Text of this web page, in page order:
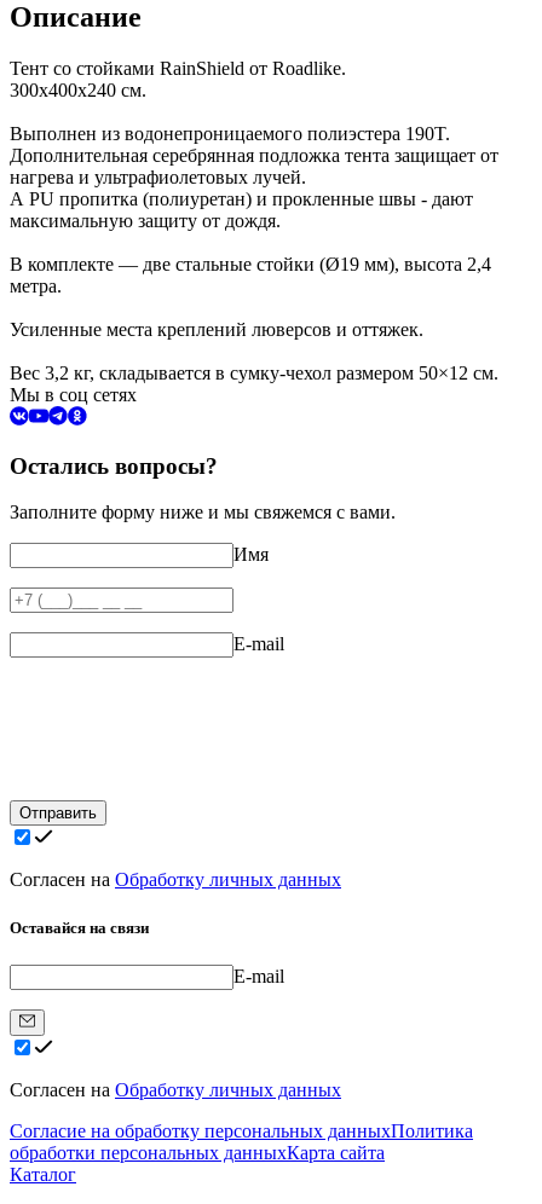
Описание
Тент со стойками RainShield от Roadlike.
300х400х240 см.
Выполнен из водонепроницаемого полиэстера 190T.
Дополнительная серебрянная подложка тента защищает от
нагрева и ультрафиолетовых лучей.
А PU пропитка (полиуретан) и прокленные швы - дают
максимальную защиту от дождя.
В комплекте — две стальные стойки (Ø19 мм), высота 2,4
метра.
Усиленные места креплений люверсов и оттяжек.
Вес 3,2 кг, складывается в сумку-чехол размером 50×12 см.
Мы в соц сетях
Остались вопросы?
Заполните форму ниже и мы свяжемся с вами.
Имя
E-mail
Отправить
Согласен на Обработку личных данных
Оставайся на связи
E-mail
Согласен на Обработку личных данных
Согласие на обработку персональных данныхПолитика
обработки персональных данныхКарта сайта
Каталог